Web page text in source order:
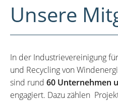
Unsere
In der Industrievereinigung
und Recycling von
sind rund 60 Unternehmen
engagiert. Dazu zählen